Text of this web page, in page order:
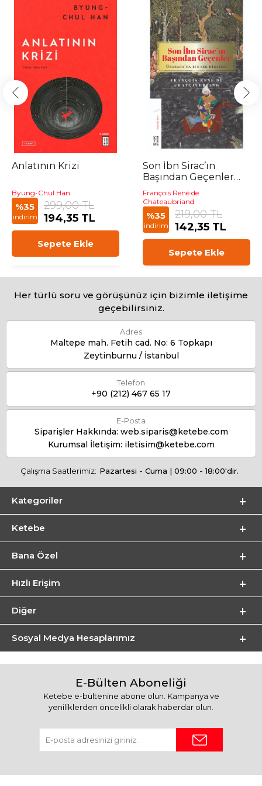
Anlatının Krizi
Byung-Chul Han
%35
indirim
299,00 TL
194,35 TL
Sepete Ekle
Son İbn Sirac’ın
Başından Geçenler
(Ciltli)
François René de
Chateaubriand
%35
indirim
219,00 TL
142,35 TL
Sepete Ekle
Her türlü soru ve görüşünüz için bizimle iletişime
geçebilirsiniz.
Adres
Maltepe mah. Fetih cad. No: 6 Topkapı
Zeytinburnu / İstanbul
Telefon
+90 (212) 467 65 17
E-Posta
Siparişler Hakkında: web.siparis@ketebe.com
Kurumsal İletişim: iletisim@ketebe.com
Çalışma Saatlerimiz: Pazartesi - Cuma | 09:00 - 18:00'dir.
Kategoriler
Ketebe
Bana Özel
Hızlı Erişim
Diğer
Sosyal Medya Hesaplarımız
E-Bülten Aboneliği
Ketebe e-bültenine abone olun. Kampanya ve
yeniliklerden öncelikli olarak haberdar olun.